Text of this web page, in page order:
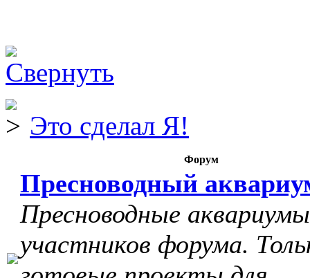
Это сделал Я!
Форум
Пресноводный
Пресноводные аквариумы
участников форума.